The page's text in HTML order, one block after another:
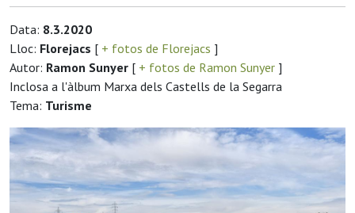
Data: 8.3.2020
Lloc: Florejacs [ + fotos de Florejacs ]
Autor: Ramon Sunyer [ + fotos de Ramon Sunyer ]
Inclosa a l'àlbum Marxa dels Castells de la Segarra
Tema: Turisme